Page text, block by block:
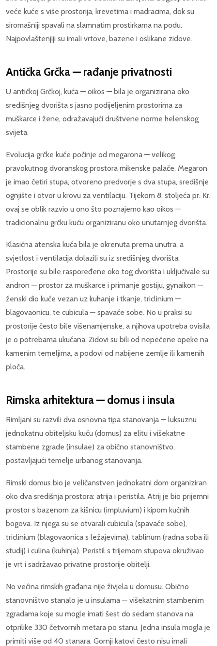
veće kuće s više prostorija, krevetima i madracima, dok su
siromašniji spavali na slamnatim prostirkama na podu.
Najpovlaštenjiji su imali vrtove, bazene i oslikane zidove.
Antička Grčka — rađanje privatnosti
U antičkoj Grčkoj, kuća — oikos — bila je organizirana oko
središnjeg dvorišta s jasno podijeljenim prostorima za
muškarce i žene, odražavajući društvene norme helenskog
svijeta.
Evolucija grčke kuće počinje od megarona — velikog
pravokutnog dvoranskog prostora mikenske palače. Megaron
je imao četiri stupa, otvoreno predvorje s dva stupa, središnje
ognjište i otvor u krovu za ventilaciju. Tijekom 8. stoljeća pr. Kr.
ovaj se oblik razvio u ono što poznajemo kao oikos —
tradicionalnu grčku kuću organiziranu oko unutarnjeg dvorišta.
Klasična atenska kuća bila je okrenuta prema unutra, a
svjetlost i ventilacija dolazili su iz središnjeg dvorišta.
Prostorije su bile raspoređene oko tog dvorišta i uključivale su
andron — prostor za muškarce i primanje gostiju, gynaikon —
ženski dio kuće vezan uz kuhanje i tkanje, triclinium —
blagovaonicu, te cubicula — spavaće sobe. No u praksi su
prostorije često bile višenamjenske, a njihova upotreba ovisila
je o potrebama ukućana. Zidovi su bili od nepečene opeke na
kamenim temeljima, a podovi od nabijene zemlje ili kamenih
ploča.
Rimska arhitektura — domus i insula
Rimljani su razvili dva osnovna tipa stanovanja — luksuznu
jednokatnu obiteljsku kuću (domus) za elitu i višekatne
stambene zgrade (insulae) za obično stanovništvo,
postavljajući temelje urbanog stanovanja.
Rimski domus bio je veličanstven jednokatni dom organiziran
oko dva središnja prostora: atrija i peristila. Atrij je bio prijemni
prostor s bazenom za kišnicu (impluvium) i kipom kućnih
bogova. Iz njega su se otvarali cubicula (spavaće sobe),
triclinium (blagovaonica s ležajevima), tablinum (radna soba ili
studij) i culina (kuhinja). Peristil s trijemom stupova okruživao
je vrt i sadržavao privatne prostorije obitelji.
No većina rimskih građana nije živjela u domusu. Obično
stanovništvo stanalo je u insulama — višekatnim stambenim
zgradama koje su mogle imati šest do sedam stanova na
otprilike 330 četvornih metara po stanu. Jedna insula mogla je
primiti više od 40 stanara. Gornji katovi često nisu imali